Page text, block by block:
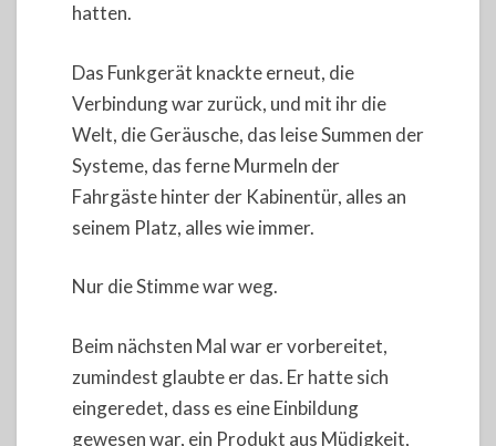
hatten.
Das Funkgerät knackte erneut, die
Verbindung war zurück, und mit ihr die
Welt, die Geräusche, das leise Summen der
Systeme, das ferne Murmeln der
Fahrgäste hinter der Kabinentür, alles an
seinem Platz, alles wie immer.
Nur die Stimme war weg.
Beim nächsten Mal war er vorbereitet,
zumindest glaubte er das. Er hatte sich
eingeredet, dass es eine Einbildung
gewesen war, ein Produkt aus Müdigkeit,